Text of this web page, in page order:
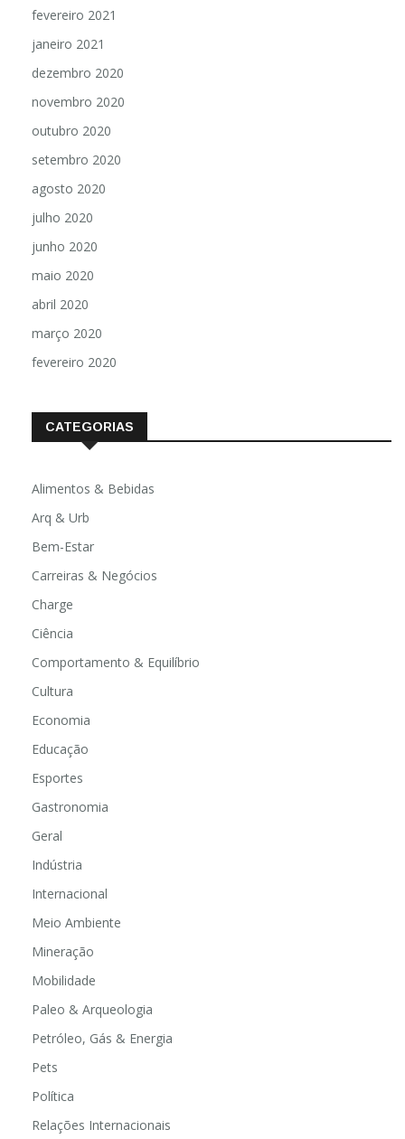
fevereiro 2021
janeiro 2021
dezembro 2020
novembro 2020
outubro 2020
setembro 2020
agosto 2020
julho 2020
junho 2020
maio 2020
abril 2020
março 2020
fevereiro 2020
CATEGORIAS
Alimentos & Bebidas
Arq & Urb
Bem-Estar
Carreiras & Negócios
Charge
Ciência
Comportamento & Equilíbrio
Cultura
Economia
Educação
Esportes
Gastronomia
Geral
Indústria
Internacional
Meio Ambiente
Mineração
Mobilidade
Paleo & Arqueologia
Petróleo, Gás & Energia
Pets
Política
Relações Internacionais